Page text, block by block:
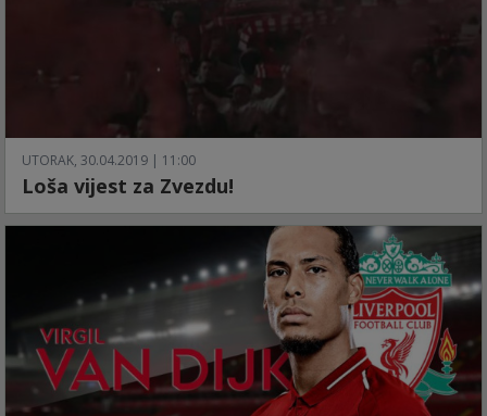
UTORAK, 30.04.2019 | 11:00
Loša vijest za Zvezdu!